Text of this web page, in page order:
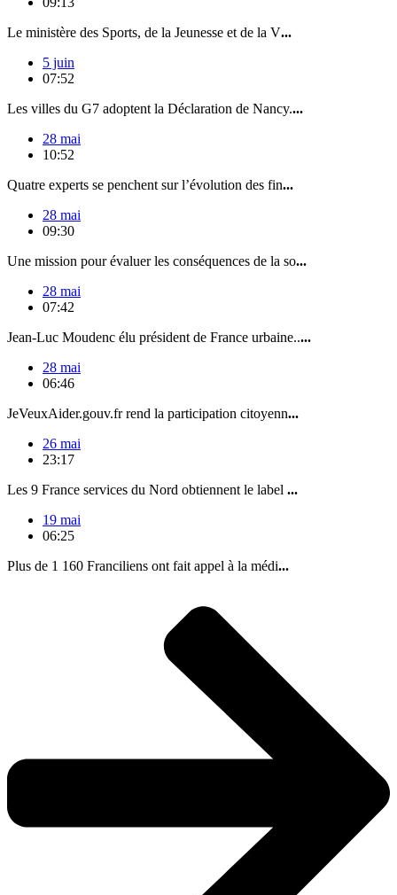
Le ministère des Sports, de la Jeunesse et de la V...
5 juin
07:52
Les villes du G7 adoptent la Déclaration de Nancy....
28 mai
10:52
Quatre experts se penchent sur l’évolution des fin...
28 mai
09:30
Une mission pour évaluer les conséquences de la so...
28 mai
07:42
Jean-Luc Moudenc élu président de France urbaine.....
28 mai
06:46
JeVeuxAider.gouv.fr rend la participation citoyenn...
26 mai
23:17
Les 9 France services du Nord obtiennent le label ...
19 mai
06:25
Plus de 1 160 Franciliens ont fait appel à la médi...